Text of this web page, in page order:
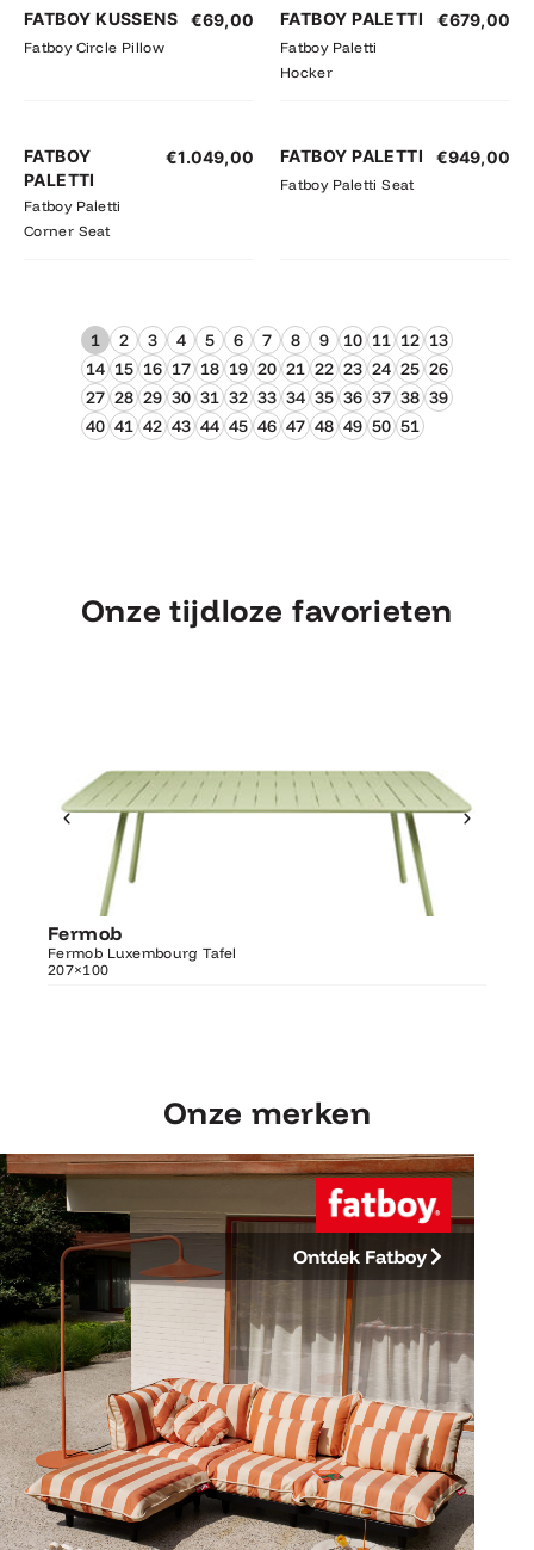
FATBOY KUSSENS
Fatboy Circle Pillow
€69,00 FATBOY PALETTI
Fatboy Paletti
Hocker
€679,00
FATBOY
PALETTI
Fatboy Paletti
Corner Seat
€1.049,00 FATBOY PALETTI
Fatboy Paletti Seat
€949,00
1 2 3 4 5 6 7 8 9 10 11 12 13
14 15 16 17 18 19 20 21 22 23 24 25 26
27 28 29 30 31 32 33 34 35 36 37 38 39
40 41 42 43 44 45 46 47 48 49 50 51
Onze tijdloze favorieten
Fermob
Fermob Luxembourg Tafel
207×100Luxembourg Tafel 207×100
Onze merken
Ontdek Fatboy